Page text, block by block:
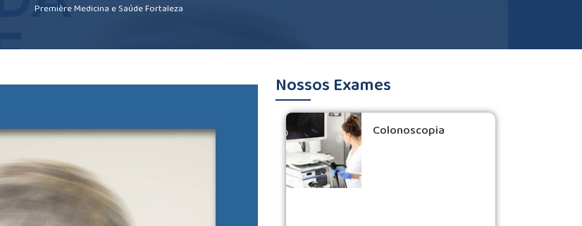
Première Medicina e Saúde Fortaleza
Nossos Exames
Colonoscopia